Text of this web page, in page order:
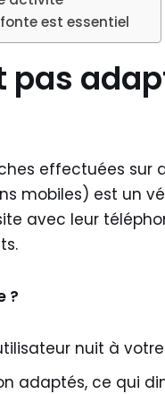
est essentiel
pas
effectuées sur
mobiles) est un
avec leur
?
nuit à
adaptés, ce qui